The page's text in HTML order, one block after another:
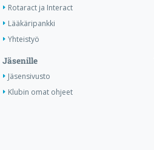
Rotaract ja Interact
Lääkäripankki
Yhteistyö
Jäsenille
Jäsensivusto
Klubin omat ohjeet